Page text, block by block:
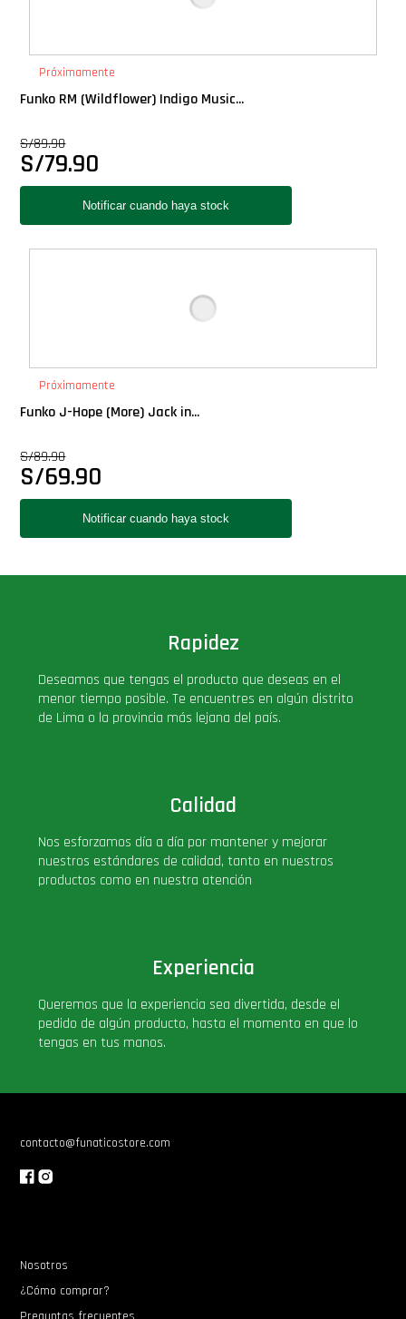
Próximamente
Funko RM (Wildflower) Indigo Music...
S/89.90
S/79.90
Próximamente
Funko J-Hope (More) Jack in...
S/89.90
S/69.90
Rapidez
Deseamos que tengas el producto que deseas en el
menor tiempo posible. Te encuentres en algún distrito
de Lima o la provincia más lejana del país.
Calidad
Nos esforzamos día a día por mantener y mejorar
nuestros estándares de calidad, tanto en nuestros
productos como en nuestra atención
Experiencia
Queremos que la experiencia sea divertida, desde el
pedido de algún producto, hasta el momento en que lo
tengas en tus manos.
contacto@funaticostore.com
Nosotros
¿Cómo comprar?